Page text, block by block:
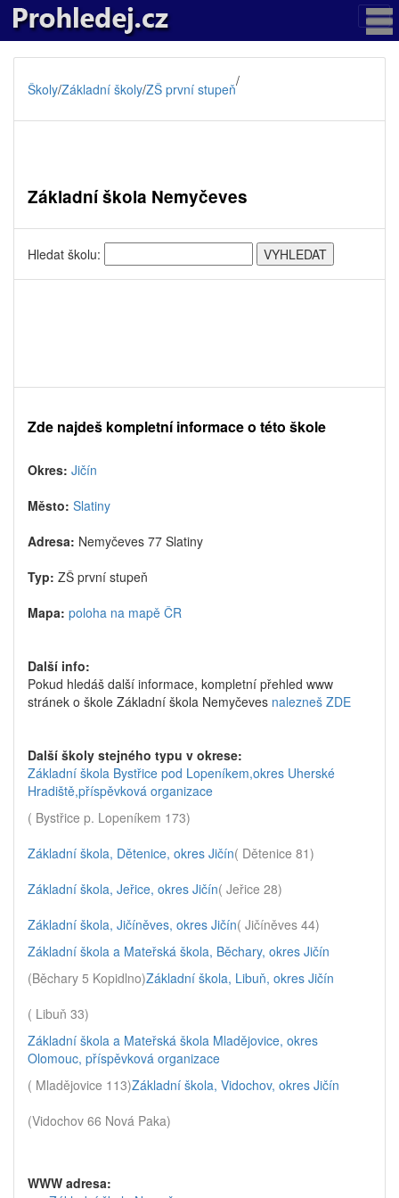
Školy/Základní školy/ZŠ první stupeň/
Základní škola Nemyčeves
Hledat školu:
Zde najdeš kompletní informace o této škole
Okres: Jičín
Město: Slatiny
Adresa: Nemyčeves 77 Slatiny
Typ: ZŠ první stupeň
Mapa: poloha na mapě ČR
Další info:
Pokud hledáš další informace, kompletní přehled www
stránek o škole Základní škola Nemyčeves nalezneš ZDE
Další školy stejného typu v okrese:
Základní škola Bystřice pod Lopeníkem,okres Uherské
Hradiště,příspěvková organizace
( Bystřice p. Lopeníkem 173)
Základní škola, Dětenice, okres Jičín( Dětenice 81)
Základní škola, Jeřice, okres Jičín( Jeřice 28)
Základní škola, Jičíněves, okres Jičín( Jičíněves 44)
Základní škola a Mateřská škola, Běchary, okres Jičín
(Běchary 5 Kopidlno)Základní škola, Libuň, okres Jičín
( Libuň 33)
Základní škola a Mateřská škola Mladějovice, okres
Olomouc, příspěvková organizace
( Mladějovice 113)Základní škola, Vidochov, okres Jičín
(Vidochov 66 Nová Paka)
WWW adresa: